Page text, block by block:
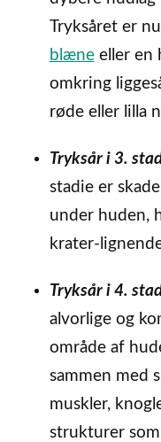
Tryksåret er nu
blæneeller en
omkring
røde eller lilla
Tryksår i 3.
stadie er
under huden,
krater-
Tryksår i 4.
alvorlige og
område af
sammen med
muskler,
strukturer